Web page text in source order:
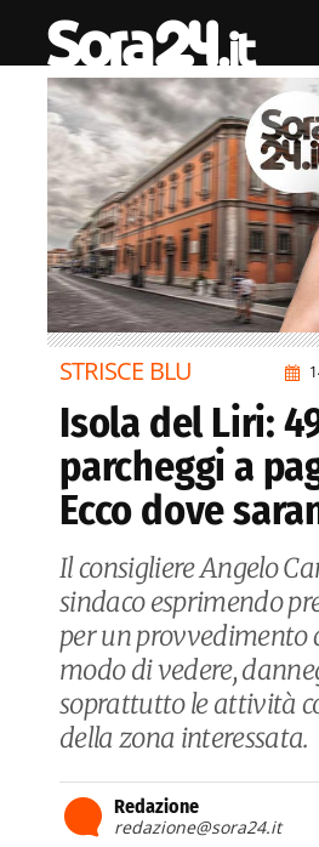
STRISCE BLU
Isola del Liri:
parcheggi a
Ecco dove
Il consigliere Angelo
sindaco esprimendo
per un provvedimento
modo di vedere,
soprattutto le attività
della zona interessata.
Redazione
redazione@sora24.it